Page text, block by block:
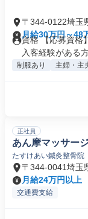
〒344-0122埼玉
月給30万円～48
資格 【応募資
入客経験がある
制服あり 主婦・主
正社員
あん摩マッサー
たすけあい鍼灸整骨院
〒344-0041埼玉
月給24万円以上
交通費支給